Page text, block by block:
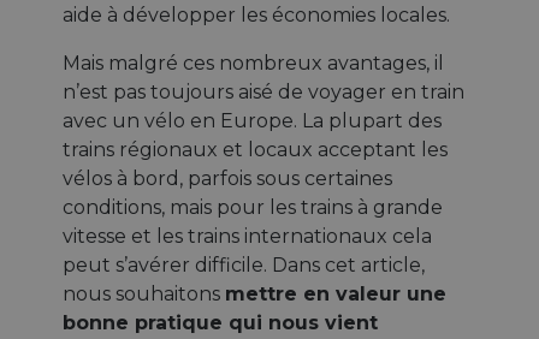
aide à développer les économies locales.
Mais malgré ces nombreux avantages, il
n’est pas toujours aisé de voyager en train
avec un vélo en Europe. La plupart des
trains régionaux et locaux acceptant les
vélos à bord, parfois sous certaines
conditions, mais pour les trains à grande
vitesse et les trains internationaux cela
peut s’avérer difficile. Dans cet article,
nous souhaitons mettre en valeur une
bonne pratique qui nous vient